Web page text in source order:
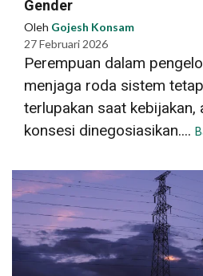
Gender
Oleh Gojesh Konsam
27 Februari 2026
Perempuan dalam
menjaga roda sistem
terlupakan saat kebijakan,
konsesi dinegosiasikan....